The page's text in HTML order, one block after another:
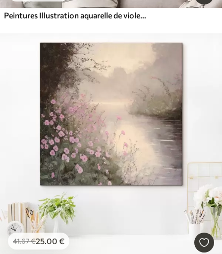
Peintures Illustration aquarelle de violettes, bouquet, fleurs, bleu, violet, couleur verte
41.67€25.00 €